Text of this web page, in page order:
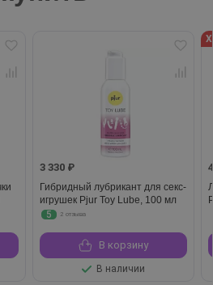
3 330 ₽
Гибридный лубрикант для секс-
игрушек Pjur Toy Lube, 100 мл
5
2 отзыва
В корзину
В наличии